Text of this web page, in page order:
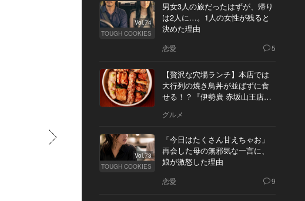
Vol.74
TOUGH COOKIES
男女3人の旅だったはずが、帰り
は2人に…。1人の女性が残ると
決めた理由
恋愛 5
【贅沢な穴場ランチ】本店では
大行列の焼き鳥丼が並ばずに食
せる！？『伊勢廣 赤坂山王店』
グルメ
Vol.73
TOUGH COOKIES
「今日はたくさん甘えちゃお」
再会した母の無邪気な一言に、
娘が激怒した理由
恋愛 9